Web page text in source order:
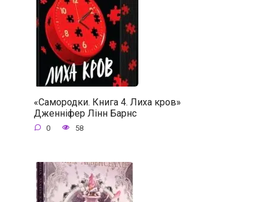
«Самородки. Книга 4. Лиха кров»
Дженніфер Лінн Барнс
0 58